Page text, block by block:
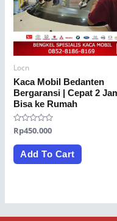
Locn
Kaca Mobil Bedanten
Bergaransi | Cepat 2
Bisa ke Rumah
Rated
0
out
Rp450.000
Add To Cart